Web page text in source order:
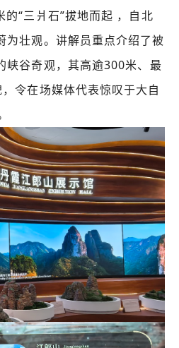
“三爿石”拔地而起 ，自北
为壮观。讲解员重点介绍了被
峡谷奇观，其高逾300米、最
令在场媒体代表惊叹于大自